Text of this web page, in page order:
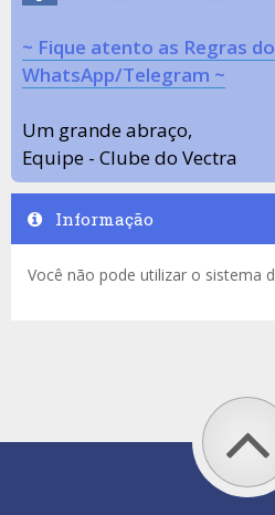
~ Fique atento as Regras do
WhatsApp/Telegram ~
Um grande abraço,
Equipe - Clube do Vectra
Informação
Você não pode utilizar o sistema